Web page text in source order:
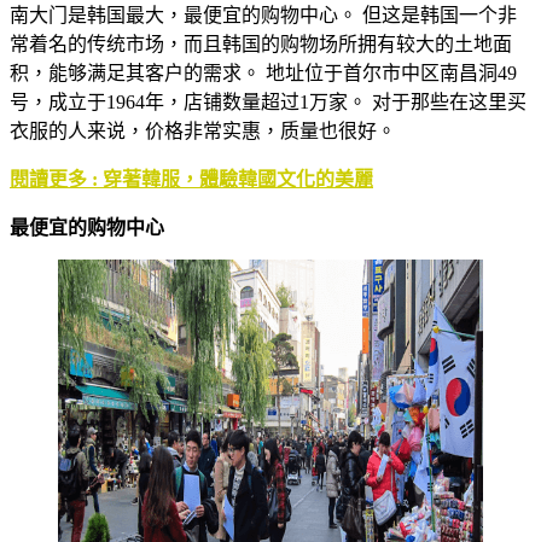
南大门是韩国最大，最便宜的购物中心。 但这是韩国一个非
常着名的传统市场，而且韩国的购物场所拥有较大的土地面
积，能够满足其客户的需求。 地址位于首尔市中区南昌洞49
号，成立于1964年，店铺数量超过1万家。 对于那些在这里买
衣服的人来说，价格非常实惠，质量也很好。
閱讀更多 : 穿著韓服，體驗韓國文化的美麗
最便宜的购物中心